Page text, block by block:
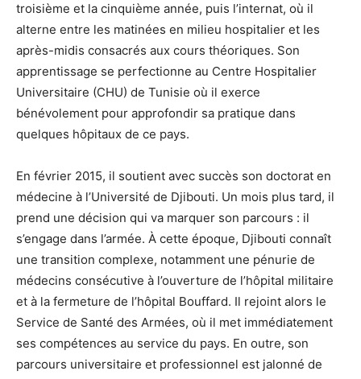
troisième et la cinquième année, puis l’internat, où il
alterne entre les matinées en milieu hospitalier et les
après-midis consacrés aux cours théoriques. Son
apprentissage se perfectionne au Centre Hospitalier
Universitaire (CHU) de Tunisie où il exerce
bénévolement pour approfondir sa pratique dans
quelques hôpitaux de ce pays.
En février 2015, il soutient avec succès son doctorat en
médecine à l’Université de Djibouti. Un mois plus tard, il
prend une décision qui va marquer son parcours : il
s’engage dans l’armée. À cette époque, Djibouti connaît
une transition complexe, notamment une pénurie de
médecins consécutive à l’ouverture de l’hôpital militaire
et à la fermeture de l’hôpital Bouffard. Il rejoint alors le
Service de Santé des Armées, où il met immédiatement
ses compétences au service du pays. En outre, son
parcours universitaire et professionnel est jalonné de